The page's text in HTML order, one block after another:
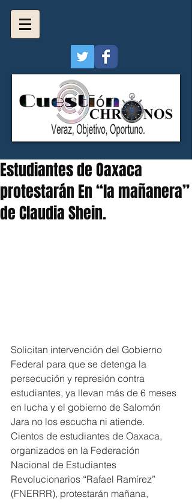
Estudiantes de Oaxaca
protestarán En “la mañanera”
de Claudia Shein.
Solicitan intervención del Gobierno
Federal para que se detenga la
persecución y represión contra
estudiantes, ya llevan más de 6 meses
en lucha y el gobierno de Salomón
Jara no los escucha ni atiende.
Cientos de estudiantes de Oaxaca,
organizados en la Federación
Nacional de Estudiantes
Revolucionarios “Rafael Ramírez”
(FNERRR), protestarán mañana,